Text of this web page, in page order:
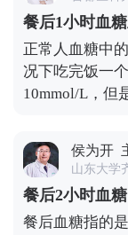
需要监测空腹
进行了解。
餐后1小时血
正常人血糖中
况下吃完饭一
10mmol/L，但
且出现了糖尿
侯为开
山东大学
餐后2小时血
餐后血糖指的